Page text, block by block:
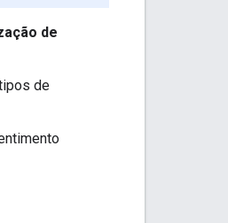
de
de